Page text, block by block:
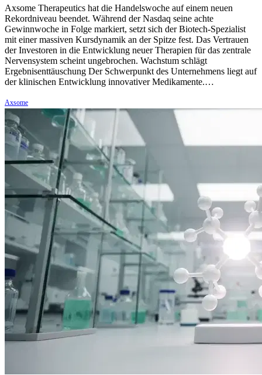
Axsome Therapeutics hat die Handelswoche auf einem neuen
Rekordniveau beendet. Während der Nasdaq seine achte
Gewinnwoche in Folge markiert, setzt sich der Biotech-Spezialist
mit einer massiven Kursdynamik an der Spitze fest. Das Vertrauen
der Investoren in die Entwicklung neuer Therapien für das zentrale
Nervensystem scheint ungebrochen. Wachstum schlägt
Ergebnisenttäuschung Der Schwerpunkt des Unternehmens liegt auf
der klinischen Entwicklung innovativer Medikamente.…
Axsome